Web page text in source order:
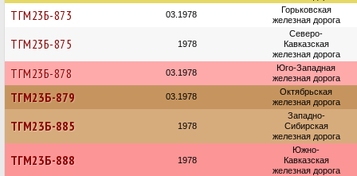
ТГМ23Б-873 03.1978
Горьковская
железная дорога
ТГМ23Б-875 1978
Северо-
Кавказская
железная дорога
ТГМ23Б-878 03.1978
Юго-Западная
железная дорога
ТГМ23Б-879 03.1978
Октябрьская
железная дорога
ТГМ23Б-885 1978
Западно-
Сибирская
железная дорога
ТГМ23Б-888 1978
Южно-
Кавказская
железная дорога